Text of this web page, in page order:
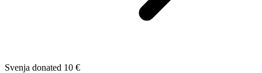
Svenja donated 10 €